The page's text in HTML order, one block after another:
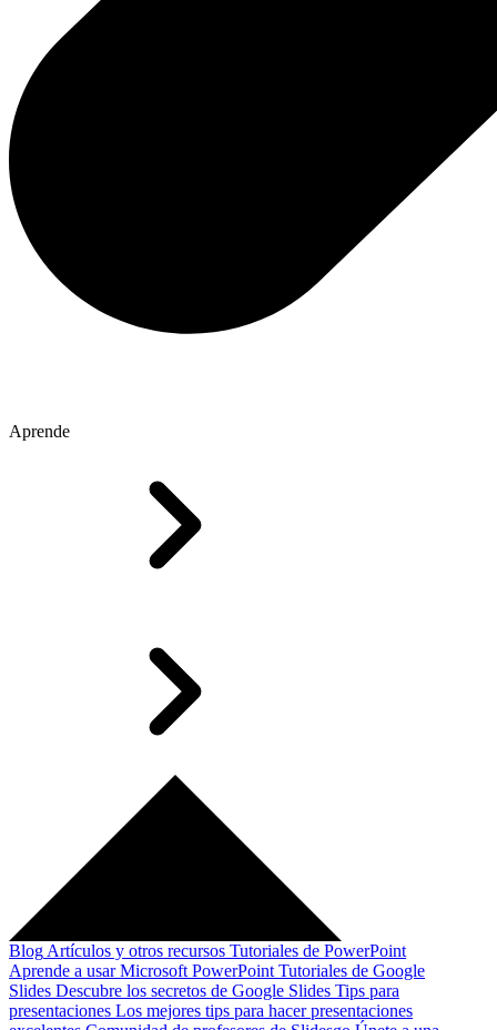
Aprende
Blog Artículos y otros recursos Tutoriales de PowerPoint
Aprende a usar Microsoft PowerPoint Tutoriales de Google
Slides Descubre los secretos de Google Slides Tips para
presentaciones Los mejores tips para hacer presentaciones